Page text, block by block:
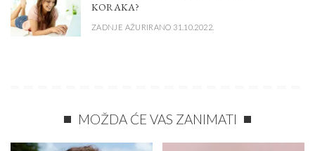
KORAKA?
ZADNJE AŽURIRANO 31.10.2022.
MOŽDA ĆE VAS ZANIMATI